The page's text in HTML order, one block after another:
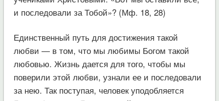
и последовали за Тобой»? (Мф. 18, 28)
Единственный путь для достижения такой
любви — в том, что мы любимы Богом такой
любовью. Жизнь дается для того, чтобы мы
поверили этой любви, узнали ее и последовали
за нею. Так поступая, человек уподобляется